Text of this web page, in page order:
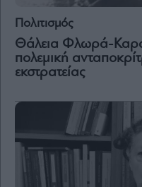
Πολιτισμός
Θάλεια Φλωρά-
πολεμική
εκστρατείας